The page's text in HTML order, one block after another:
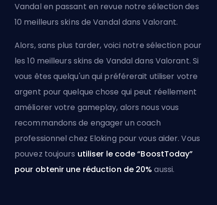
Vandal en passant en revue notre sélection des
10 meilleurs skins de Vandal dans Valorant.
Alors, sans plus tarder, voici notre sélection pour
les 10 meilleurs skins de Vandaldans Valorant. Si
vous êtes quelqu'un qui préférerait utiliser votre
argent pour quelque chose qui peut réellement
améliorer votre gameplay, alors nous vous
recommandons de engager un coach
professionnel chez Eloking pour vous aider. Vous
pouvez toujours utiliser le code “BoostToday”
pour obtenir une réduction de 20% aussi.